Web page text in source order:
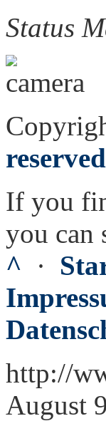
Status
If you
you can
^ ·
http://
August